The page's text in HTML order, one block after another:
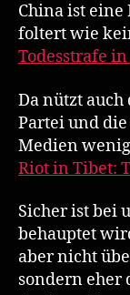
China ist
foltert wie
Todesstrafe
Da nützt
Partei und
Medien
Riot in Tibet:
Sicher ist bei
behauptet
aber nicht
sondern eher